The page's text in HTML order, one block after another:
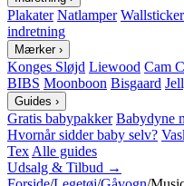
Plakater Natlamper
indretning
Mærker ›
Konges Sløjd Liewood Cam
BIBS Moonboon Bisgaard
Guides ›
Gratis babypakker Babydyne
Hvornår sidder baby selv?
Tex Alle guides
Udsalg & Tilbud →